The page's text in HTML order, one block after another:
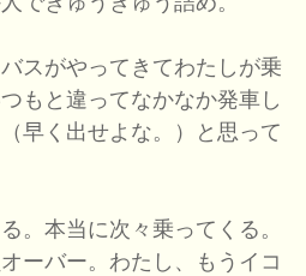
スがやってきてわたしが乗
もと違ってなかなか発車し
早く出せよな。）と思って
。本当に次々乗ってくる。
ーバー。わたし、もうイコ